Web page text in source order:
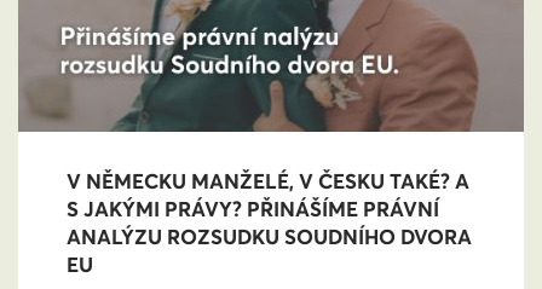
V NĚMECKU MANŽELÉ, V ČESKU TAKÉ? A
S JAKÝMI PRÁVY? PŘINÁŠÍME PRÁVNÍ
ANALÝZU ROZSUDKU SOUDNÍHO DVORA
EU